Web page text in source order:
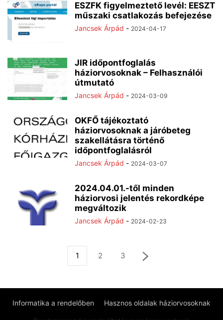
ESZFK figyelmeztető levél: EESZT
műszaki csatlakozás befejezése
Jancsek Árpád - 2024-04-17
JIR időpontfoglalás
háziorvosoknak – Felhasználói
útmutató
Jancsek Árpád - 2024-03-09
OKFŐ tájékoztató
háziorvosoknak a járóbeteg
szakellátásra történő
időpontfoglalásról
Jancsek Árpád - 2024-03-07
2024.04.01.-től minden
háziorvosi jelentés rekordképe
megváltozik
Jancsek Árpád - 2024-02-23
1 2 3
Informatika a rendelőben Hasznos oldalak háziorvosoknak